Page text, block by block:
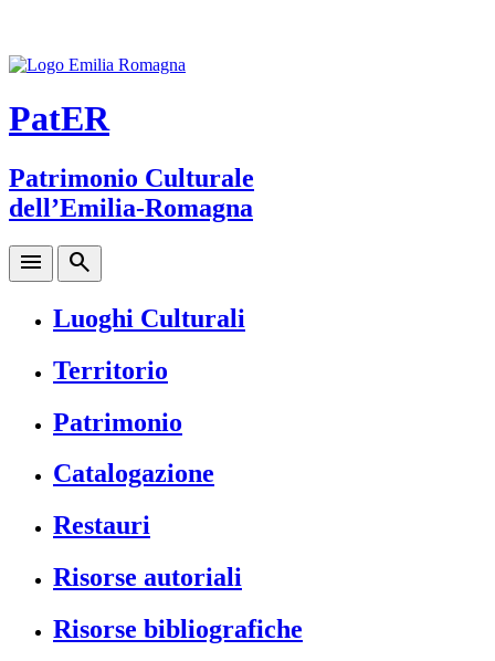
PatER
Patrimonio Culturale
dell’Emilia-Romagna
menu search
Luoghi Culturali
Territorio
Patrimonio
Catalogazione
Restauri
Risorse autoriali
Risorse bibliografiche